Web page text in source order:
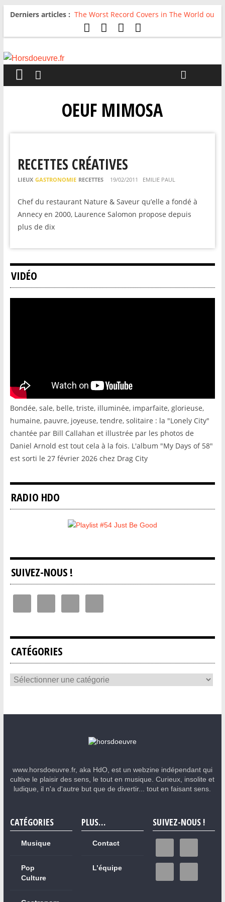
Derniers articles : The Worst Record Covers in The World ou
Comment rire du pire
Avril 2026 : C’est dans les vieux pots
For The First Time, Again : Tyler Ballgame
OEUF MIMOSA
RECETTES CRÉATIVES
LIEUX GASTRONOMIE RECETTES 19/02/2011 EMILIE PAUL
Chef du restaurant Nature & Saveur qu’elle a fondé à
Annecy en 2000, Laurence Salomon propose depuis
plus de dix
VIDÉO
Bondée, sale, belle, triste, illuminée, imparfaite, glorieuse,
humaine, pauvre, joyeuse, tendre, solitaire : la "Lonely City"
chantée par Bill Callahan et illustrée par les photos de
Daniel Arnold est tout cela à la fois. L'album "My Days of 58"
est sorti le 27 février 2026 chez Drag City
RADIO HDO
SUIVEZ-NOUS !
CATÉGORIES
www.horsdoeuvre.fr, aka HdO, est un webzine indépendant qui
cultive le plaisir des sens, le tout en musique. Curieux, insolite et
ludique, il n'a d'autre but que de divertir... tout en faisant sens.
CATÉGORIES
Musique
Pop
Culture
PLUS…
Contact
L’équipe
SUIVEZ-NOUS !